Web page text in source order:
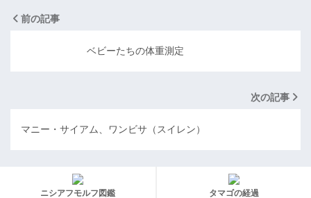
前の記事
ベビーたちの体重測定
次の記事
マニー・サイアム、ワンビサ（スイレン）
ニシアフモルフ図鑑 タマゴの経過